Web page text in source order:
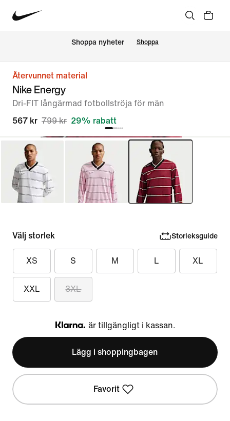
Shoppa nyheter Shoppa
Återvunnet material
Nike Energy
Dri-FIT långärmad fotbollströja för män
567 kr 799 kr 29% rabatt
Välj storlek Storleksguide
XS S M L XL
XXL 3XL
Klarna
är tillgängligt i kassan.
Lägg i shoppingbagen
Favorit